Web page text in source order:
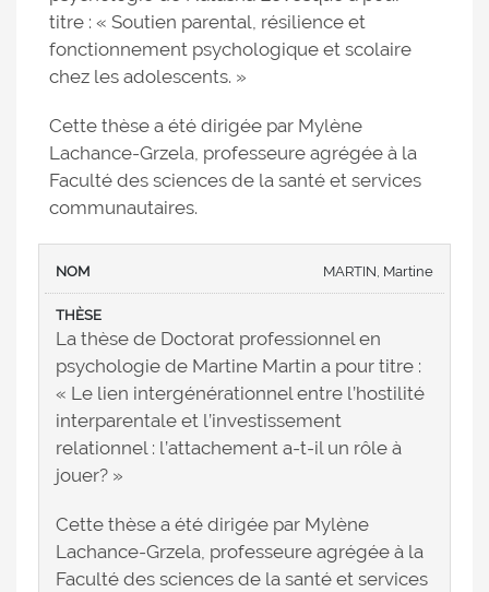
titre : « Soutien parental, résilience et
fonctionnement psychologique et scolaire
chez les adolescents. »
Cette thèse a été dirigée par Mylène
Lachance-Grzela, professeure agrégée à la
Faculté des sciences de la santé et services
communautaires.
MARTIN, Martine
La thèse de Doctorat professionnel en
psychologie de Martine Martin a pour titre :
« Le lien intergénérationnel entre l’hostilité
interparentale et l’investissement
relationnel : l’attachement a-t-il un rôle à
jouer? »
Cette thèse a été dirigée par Mylène
Lachance-Grzela, professeure agrégée à la
Faculté des sciences de la santé et services